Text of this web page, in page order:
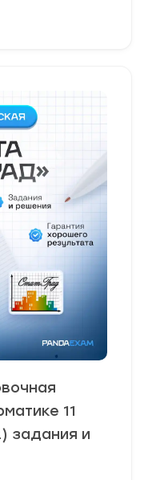
11
задания и